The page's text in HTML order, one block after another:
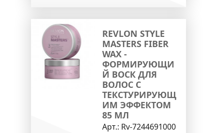
REVLON STYLE
MASTERS FIBER
WAX -
ФОРМИРУЮЩИ
Й ВОСК ДЛЯ
ВОЛОС С
ТЕКСТУРИРУЮЩ
ИМ ЭФФЕКТОМ
85 МЛ
Арт.: Rv-7244691000